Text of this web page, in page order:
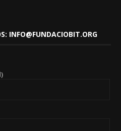
INFO@FUNDACIOBIT.ORG